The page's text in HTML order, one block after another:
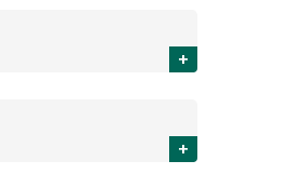
+
+